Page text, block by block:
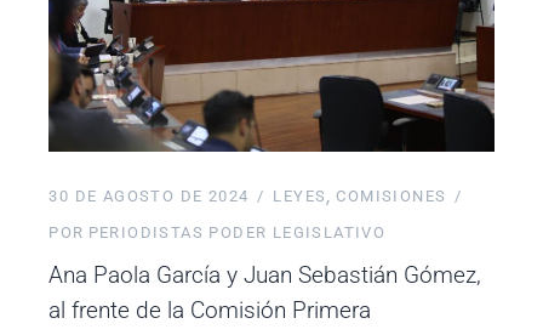
30 DE AGOSTO DE 2024 LEYES
COMISIONES
POR PERIODISTAS PODER LEGISLATIVO
Ana Paola García y Juan Sebastián Gómez,
al frente de la Comisión Primera